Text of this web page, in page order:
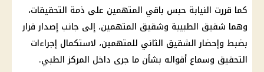
كما قررت النيابة حبس باقي المتهمين على ذمة التحقيقات،
وهما شقيق الطبيبة وشقيق المتهمين، إلى جانب إصدار قرار
بضبط وإحضار الشقيق الثاني للمتهمين، لاستكمال إجراءات
التحقيق وسماع أقواله بشأن ما جرى داخل المركز الطبي.